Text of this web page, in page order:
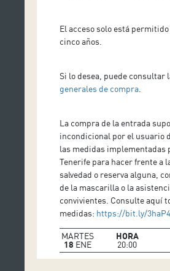
El acceso solo está
cinco años.
Si lo desea, puede consultar
generales de compra
La compra de la entrada
incondicional por el usuario
las medidas implementadas
Tenerife para hacer frente a
salvedad o reserva alguna,
de la mascarilla o la
convivientes. Consulte aquí
medidas: https://bit.ly/
MARTES
18 ENE
HORA
20:00